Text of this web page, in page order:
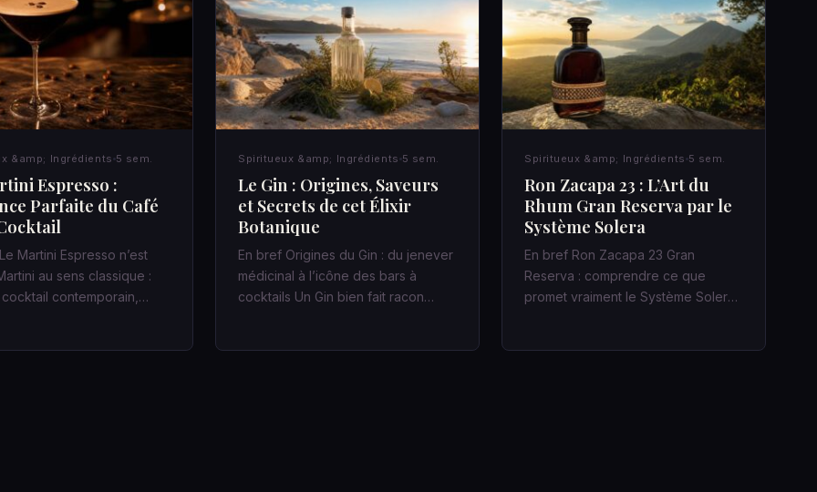
&amp; Ingrédients 5 sem.
Espresso :
Parfaite du Café
Martini Espresso n’est
au sens classique :
cocktail contemporain,…
Spiritueux &amp; Ingrédients 5 sem.
Le Gin : Origines, Saveurs
et Secrets de cet Élixir
Botanique
En bref Origines du Gin : du jenever
médicinal à l’icône des bars à
cocktails Un Gin bien fait racon…
Spiritueux &amp; Ingrédients 5 sem.
Ron Zacapa 23 : L’Art du
Rhum Gran Reserva par le
Système Solera
En bref Ron Zacapa 23 Gran
Reserva : comprendre ce que
promet vraiment le Système Solera